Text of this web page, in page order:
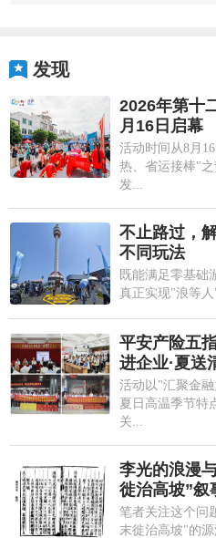
发现
2026年第十
月16日启幕
活动时间从8月
热、省运接棒"
发...
不止路过，
不同玩法
既能满足零基础
真正实现"浪等人
平安产险五
进企业·夏送
活动以"汇聚金
夏日高温季节特
关...
李光的浪漫
徙治高坡”叙
笔者关注这个问
末徙治高坡"的源